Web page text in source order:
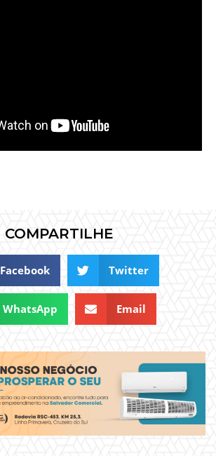
COMPARTILHE
Facebook Twitter
WhatsApp Email